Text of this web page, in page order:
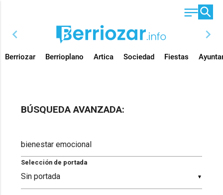
chevron_left chevron_right
Berriozar Berrioplano Artica Sociedad Fiestas
BÚSQUEDA AVANZADA:
▼
Selección de portada